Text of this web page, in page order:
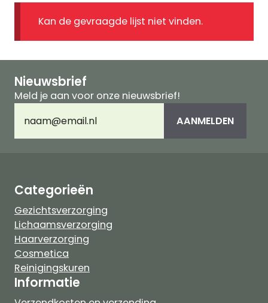
Kan de gevraagde lijst niet vinden.
Nieuwsbrief
Meld je aan voor onze nieuwsbrief!
mailadres(Vereist) AANMELDEN
Categorieën
Gezichtsverzorging
Lichaamsverzorging
Haarverzorging
Cosmetica
Reinigingskuren
Informatie